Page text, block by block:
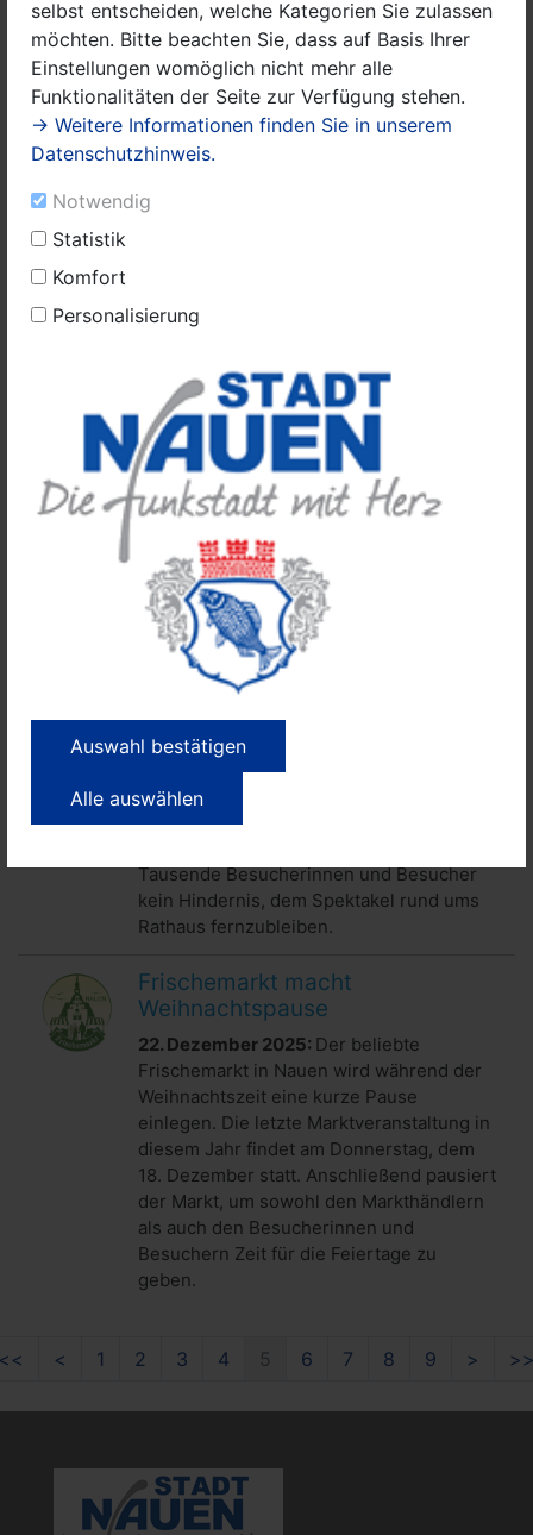
selbst entscheiden, welche Kategorien Sie zulassen
möchten. Bitte beachten Sie, dass auf Basis Ihrer
Einstellungen womöglich nicht mehr alle
Funktionalitäten der Seite zur Verfügung stehen.
→ Weitere Informationen finden Sie in unserem
Datenschutzhinweis.
Notwendig
Statistik
Komfort
Personalisierung
Auswahl bestätigen
Alle auswählen
vieles mehr! Wir freuen uns über Ihre
Teilnahme sowie über das Weiterleiten
und Verteilen der Informationen.
Sternsinger segnen das Rathaus
Nauen
13. Januar 2026:
wieder da! Am Montag, dem 12. Januar,
Rathaus. Dort wurden die Kinder herzlich
Ländliche) sowie Mitarbeiterinnen und
Mitarbeitern der Stadtverwaltung
empfangen.
Ausbildungsmesse am Graf-von-
Arco Schulzentrum
11. Januar 2026:
Schulzentrum fand heute die erste
hauseigene Ausbildungsbörse statt.
Zweite Auflage: Nauener
Rathausleuchten zog erneut
05. Januar 2026:
des „Nauener Rathausleuchten“ verlief am
3. Januar planmäßig. Schneeschauer,
rutschige Straßen und Temperaturen
Tausende Besucherinnen und Besucher
kein Hindernis, dem Spektakel rund ums
Rathaus fernzubleiben.
Frischemarkt macht
Weihnachtspause
22. Dezember 2025: Der beliebte
Frischemarkt in Nauen wird während der
Weihnachtszeit eine kurze Pause
einlegen. Die letzte Marktveranstaltung in
diesem Jahr findet am Donnerstag, dem
18. Dezember statt. Anschließend pausiert
der Markt, um sowohl den Markthändlern
als auch den Besucherinnen und
Besuchern Zeit für die Feiertage zu
geben.
Erste
< Zurück
1 2 3 4 5 6 7 8 9 >